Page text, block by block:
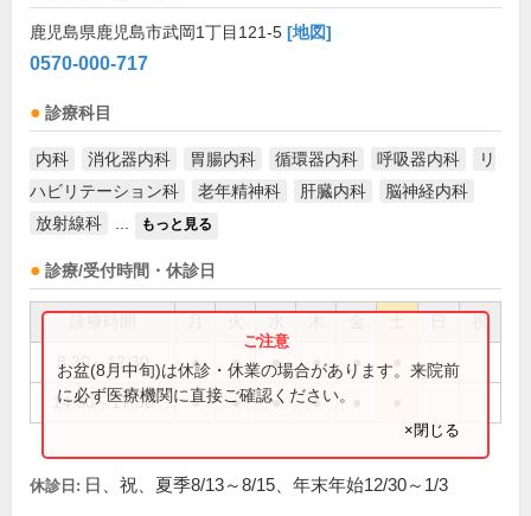
鹿児島県鹿児島市武岡1丁目121-5 [地図]
0570-000-717
診療科目
内科 消化器内科 胃腸内科 循環器内科 呼吸器内科
リ
ハビリテーション科
老年精神科 肝臓内科
脳神経内科
放射線科
もっと見る
診療/受付時間・休診日
祝
8:30～12:30 ● ● ● ● ●
14:30～17:30 ● ● ● ●
お盆(8月中旬)は休診・休業の場合があります。来院前
に必ず医療機関に直接ご確認ください。
×閉じる
休診日: 日、祝、夏季8/13～8/15、年末年始12/30～1/3